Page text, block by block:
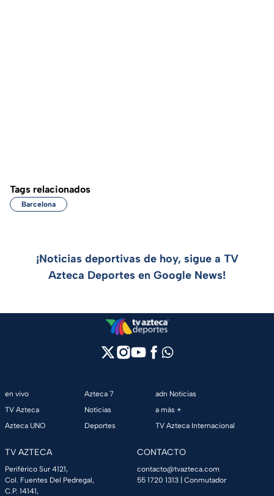
Tags relacionados
Barcelona
¡Noticias deportivas de hoy, sigue a TV
Azteca Deportes en Google News!
en vivo
TV Azteca
Azteca UNO
Azteca 7
Noticias
Deportes
adn Noticias
a más +
TV Azteca Internacional
TV AZTECA
Periférico Sur 4121,
Col. Fuentes Del Pedregal,
C.P. 14141,
CONTACTO
contacto@tvazteca.com
55 1720 1313 | Conmutador